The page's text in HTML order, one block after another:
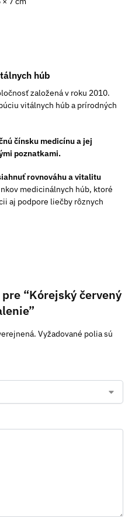
húb
založená v roku 2010.
vitálnych húb a prírodných
čínsku medicínu a jej
poznatkami.
rovnováhu a vitalitu
medicinálnych húb, ktoré
aj podpore liečby rôznych
“Kórejský červený
Vyžadované polia sú